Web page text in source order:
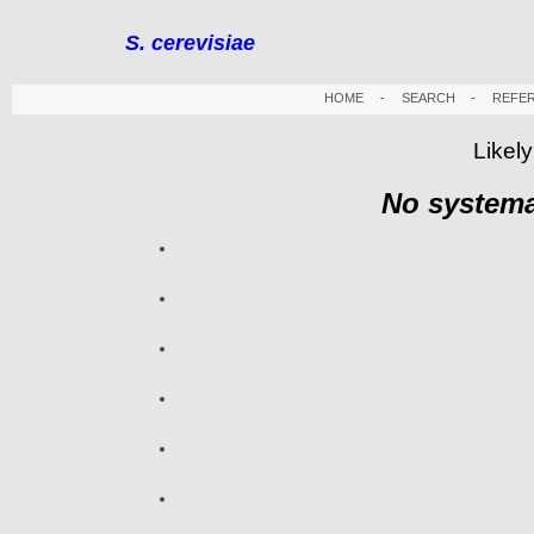
S. cerevisiae
HOME- SEARCH -
No